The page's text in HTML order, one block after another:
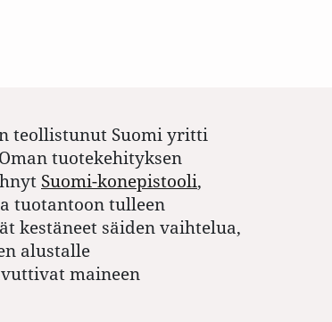
teollistunut Suomi yritti
tuotekehityksen
Suomi-konepistooli,
tuotantoon tulleen
kestäneet säiden vaihtelua,
alustalle
maineen